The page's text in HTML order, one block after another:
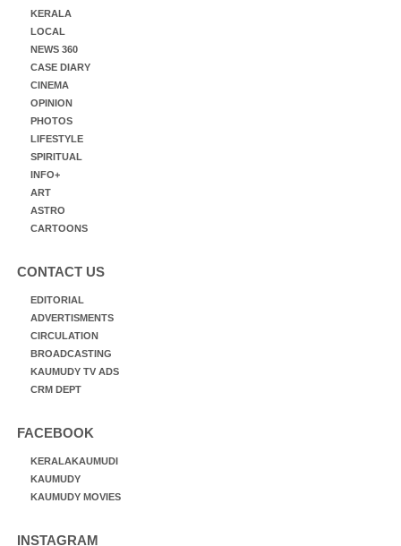
KERALA
LOCAL
NEWS 360
CASE DIARY
CINEMA
OPINION
PHOTOS
LIFESTYLE
SPIRITUAL
INFO+
ART
ASTRO
CARTOONS
CONTACT US
EDITORIAL
ADVERTISMENTS
CIRCULATION
BROADCASTING
KAUMUDY TV ADS
CRM DEPT
FACEBOOK
KERALAKAUMUDI
KAUMUDY
KAUMUDY MOVIES
INSTAGRAM